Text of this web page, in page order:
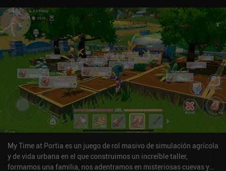
nuestros moradores reúnan más, lo que lleva a sesiones de juego
cortas e incrementales. Controlar constantemente nuestra colonia
de "hormigas" es extremadamente adictivo. Y aunque simple en su
esencia, hay muchos pequeños detalles del juego que requieren
toda nuestra atención. Por desgracia, el juego es demasiado fácil
en el modo normal.A pesar de haber salido en 2015, el juego sigue
recibiendo pequeñas actualizaciones, y cuenta con una activa
comunidad online que comparte consejos sobre las distintas
opciones de juego y estadísticas.Fallout Shelter se monetiza a
través de iAPs y anuncios incentivados para progresar más rápido.
Todo se puede adquirir simplemente esperando, pero es una
verdadera prueba de paciencia, y gastar dinero real o ver los
anuncios acelera significativamente el juego.
My Time at Portia es un juego de rol masivo de simulación agrícola
y de vida urbana en el que construimos un increíble taller,
formamos una familia, nos adentramos en misteriosas cuevas y